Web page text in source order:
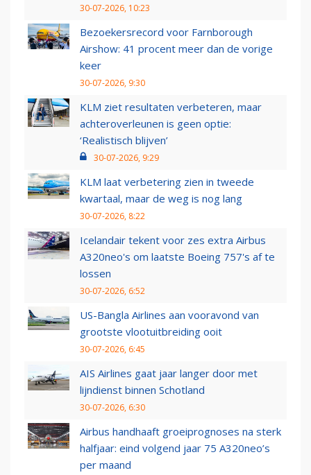
30-07-2026, 10:23
Bezoekersrecord voor Farnborough
Airshow: 41 procent meer dan de vorige
keer
30-07-2026, 9:30
KLM ziet resultaten verbeteren, maar
achteroverleunen is geen optie:
‘Realistisch blijven’
30-07-2026, 9:29
KLM laat verbetering zien in tweede
kwartaal, maar de weg is nog lang
30-07-2026, 8:22
Icelandair tekent voor zes extra Airbus
A320neo's om laatste Boeing 757's af te
lossen
30-07-2026, 6:52
US-Bangla Airlines aan vooravond van
grootste vlootuitbreiding ooit
30-07-2026, 6:45
AIS Airlines gaat jaar langer door met
lijndienst binnen Schotland
30-07-2026, 6:30
Airbus handhaaft groeiprognoses na sterk
halfjaar: eind volgend jaar 75 A320neo’s
per maand